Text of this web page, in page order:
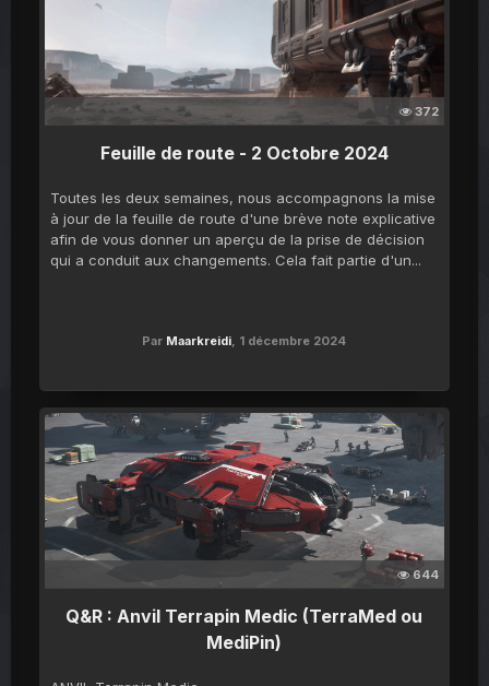
372
Feuille de route - 2 Octobre 2024
Toutes les deux semaines, nous accompagnons la mise
à jour de la feuille de route d'une brève note explicative
afin de vous donner un aperçu de la prise de décision
qui a conduit aux changements. Cela fait partie d'un...
Par Maarkreidi, 1 décembre 2024
644
Q&R : Anvil Terrapin Medic (TerraMed ou
MediPin)